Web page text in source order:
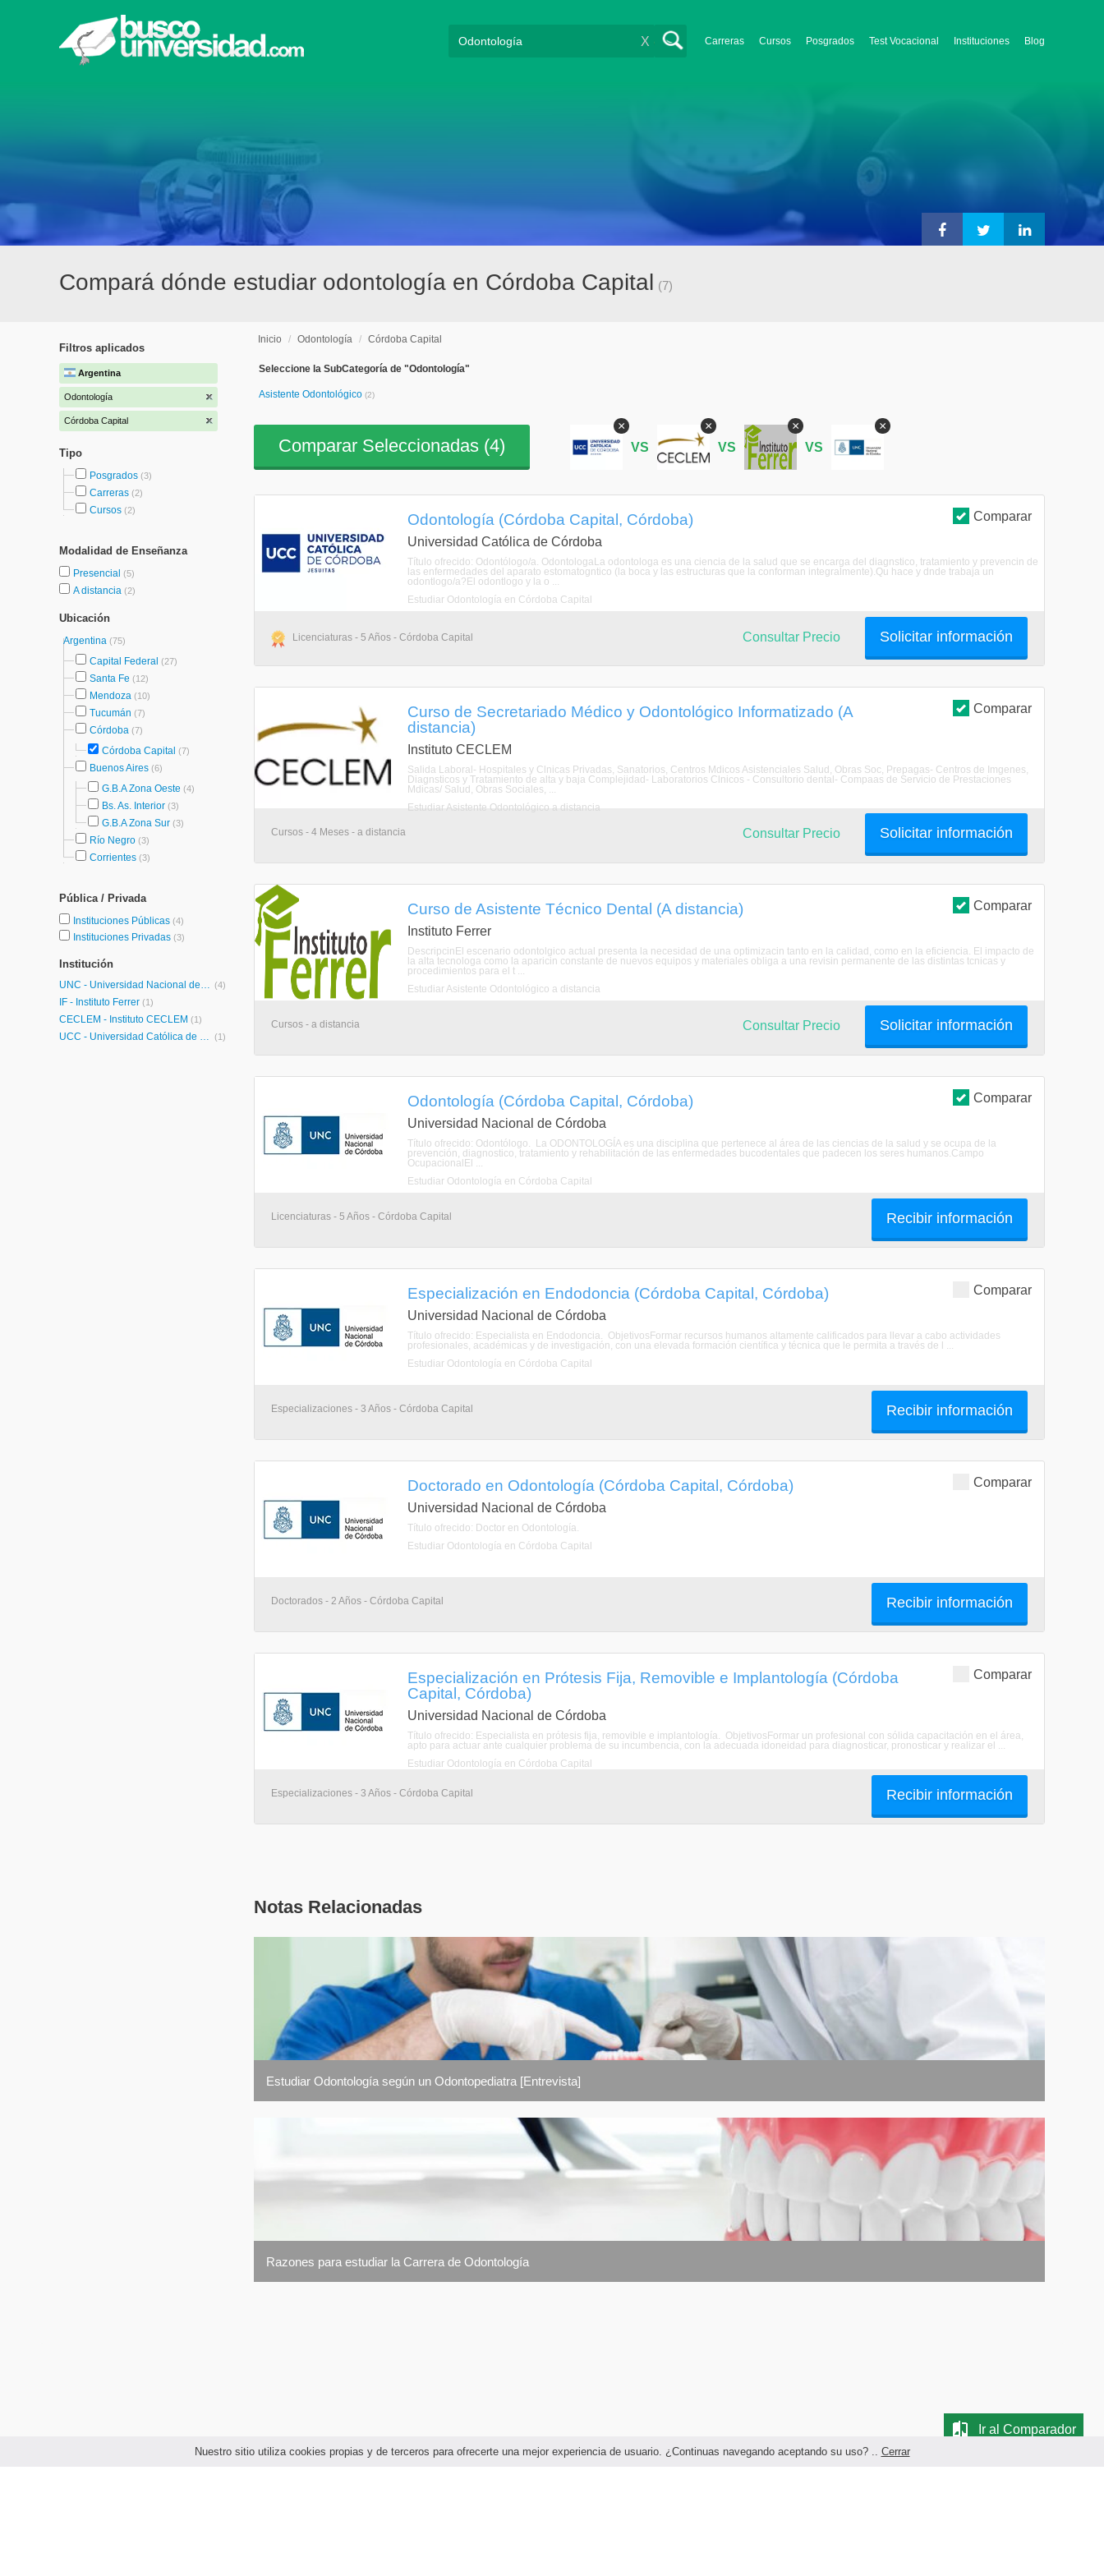
Nuestro sitio utiliza cookies propias y de terceros para ofrecerte una mejor experiencia de usuario. ¿Continuas navegando aceptando su uso? .. Cerrar
Carreras Cursos Posgrados Test Vocacional Instituciones Blog
X
Compará dónde estudiar odontología en Córdoba Capital (7)
Filtros aplicados
Argentina
Odontología
Córdoba Capital
Tipo
Posgrados (3)
Carreras (2)
Cursos (2)
Modalidad de Enseñanza
Presencial (5)
A distancia (2)
Ubicación
Argentina (75)
Capital Federal (27)
Santa Fe (12)
Mendoza (10)
Tucumán (7)
Córdoba (7)
Córdoba Capital (7)
Buenos Aires (6)
G.B.A Zona Oeste (4)
Bs. As. Interior (3)
G.B.A Zona Sur (3)
Río Negro (3)
Corrientes (3)
Pública / Privada
Instituciones Públicas (4)
Instituciones Privadas (3)
Institución
UNC - Universidad Nacional de Córdoba (4)
IF - Instituto Ferrer (1)
CECLEM - Instituto CECLEM (1)
UCC - Universidad Católica de Córdoba (1)
Inicio / Odontología / Córdoba Capital
Seleccione la SubCategoría de "Odontología"
Asistente Odontológico (2)
Comparar Seleccionadas (4)
×
VS
×
VS
×
VS
×
Comparar
Odontología (Córdoba Capital, Córdoba)
Universidad Católica de Córdoba
Título ofrecido: Odontólogo/a. OdontologaLa odontologa es una ciencia de la salud que se encarga del diagnstico, tratamiento y prevencin de
las enfermedades del aparato estomatogntico (la boca y las estructuras que la conforman integralmente).Qu hace y dnde trabaja un
odontlogo/a?El odontlogo y la o ...
Estudiar Odontología en Córdoba Capital
Licenciaturas - 5 Años - Córdoba Capital Solicitar información
Consultar Precio
Comparar
Curso de Secretariado Médico y Odontológico Informatizado (A
distancia)
Instituto CECLEM
Salida Laboral- Hospitales y Clnicas Privadas, Sanatorios, Centros Mdicos Asistenciales Salud, Obras Soc, Prepagas- Centros de Imgenes,
Diagnsticos y Tratamiento de alta y baja Complejidad- Laboratorios Clnicos - Consultorio dental- Compaas de Servicio de Prestaciones
Mdicas/ Salud, Obras Sociales, ...
Estudiar Asistente Odontológico a distancia
Cursos - 4 Meses - a distancia Solicitar información
Consultar Precio
Comparar
Curso de Asistente Técnico Dental (A distancia)
Instituto Ferrer
DescripcinEl escenario odontolgico actual presenta la necesidad de una optimizacin tanto en la calidad, como en la eficiencia. El impacto de
la alta tecnologa como la aparicin constante de nuevos equipos y materiales obliga a una revisin permanente de las distintas tcnicas y
procedimientos para el t ...
Estudiar Asistente Odontológico a distancia
Cursos - a distancia Solicitar información
Consultar Precio
Comparar
Odontología (Córdoba Capital, Córdoba)
Universidad Nacional de Córdoba
Título ofrecido: Odontólogo. La ODONTOLOGÍA es una disciplina que pertenece al área de las ciencias de la salud y se ocupa de la
prevención, diagnostico, tratamiento y rehabilitación de las enfermedades bucodentales que padecen los seres humanos.Campo
OcupacionalEl ...
Estudiar Odontología en Córdoba Capital
Licenciaturas - 5 Años - Córdoba Capital Recibir información
Comparar
Especialización en Endodoncia (Córdoba Capital, Córdoba)
Universidad Nacional de Córdoba
Título ofrecido: Especialista en Endodoncia. ObjetivosFormar recursos humanos altamente calificados para llevar a cabo actividades
profesionales, académicas y de investigación, con una elevada formación científica y técnica que le permita a través de l ...
Estudiar Odontología en Córdoba Capital
Especializaciones - 3 Años - Córdoba Capital Recibir información
Comparar
Doctorado en Odontología (Córdoba Capital, Córdoba)
Universidad Nacional de Córdoba
Título ofrecido: Doctor en Odontología.
Estudiar Odontología en Córdoba Capital
Doctorados - 2 Años - Córdoba Capital Recibir información
Comparar
Especialización en Prótesis Fija, Removible e Implantología (Córdoba
Capital, Córdoba)
Universidad Nacional de Córdoba
Título ofrecido: Especialista en prótesis fija, removible e implantología. ObjetivosFormar un profesional con sólida capacitación en el área,
apto para actuar ante cualquier problema de su incumbencia, con la adecuada idoneidad para diagnosticar, pronosticar y realizar el ...
Estudiar Odontología en Córdoba Capital
Especializaciones - 3 Años - Córdoba Capital Recibir información
Notas Relacionadas
Estudiar Odontología según un Odontopediatra [Entrevista]
Razones para estudiar la Carrera de Odontología
Ir al Comparador